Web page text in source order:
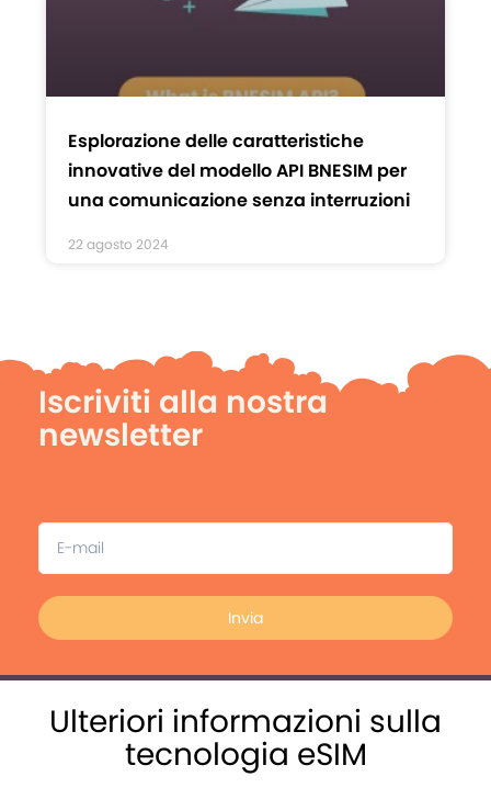
Esplorazione delle caratteristiche
innovative del modello API BNESIM per
una comunicazione senza interruzioni
22 agosto 2024
Iscriviti alla nostra
newsletter
Invia
Ulteriori informazioni sulla
tecnologia eSIM